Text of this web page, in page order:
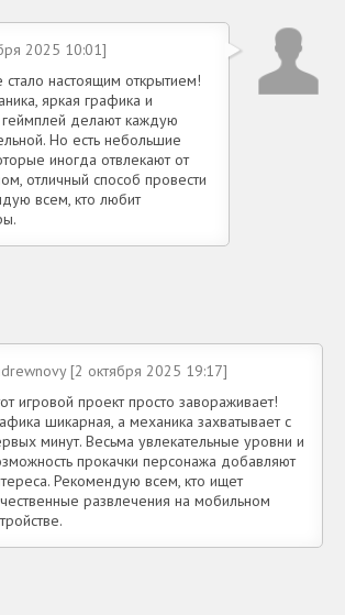
2025 10:01]
настоящим открытием!
яркая графика и
делают каждую
Но есть небольшие
иногда отвлекают от
отличный способ провести
всем, кто любит
[2 октября 2025 19:17]
игровой проект просто завораживает!
шикарная, а механика захватывает с
минут. Весьма увлекательные уровни и
прокачки персонажа добавляют
Рекомендую всем, кто ищет
развлечения на мобильном